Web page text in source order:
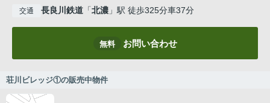
交通 長良川鉄道 「北濃 」駅 徒歩325分車37分
無料 お問い合わせ
荘川ビレッジ①の販売中物件